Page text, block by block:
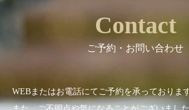
Contact
ご予約・お問い合わせ
WEBまたはお電話にてご予約を承っております